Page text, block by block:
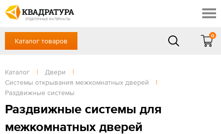
ОТДЕЛОЧНЫЕ МАТЕРИАЛЫ
Профи
Контакты
Доставка и оплата
Выставочный зал
Готовые решения
Отзывы
+7 (383) 209-98-97
Сб, Вс — выходной
ЗАКАЗАТЬ ЗВОНОК
Вход / Регистрация
Каталог товаров
0
Каталог | Двери
|
Системы открывания межкомнатных дверей
|
Раздвижные системы
Раздвижные системы для
межкомнатных дверей